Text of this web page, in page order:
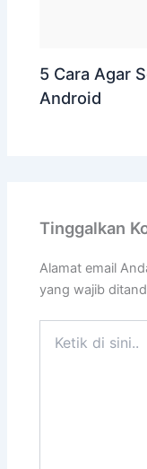
5 Cara Agar
Android
Tinggalkan
Alamat email
yang wajib